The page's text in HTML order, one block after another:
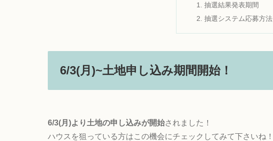
抽選結果発表期間
抽選システム応募方法
6/3(月)~土地申し込み期間開始！
6/3(月)より土地の申し込みが開始されました！
ハウスを狙っている方はこの機会にチェックしてみて下さいね！